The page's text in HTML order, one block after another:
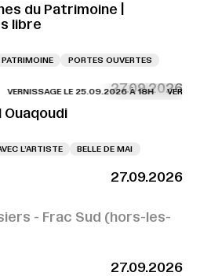
du Patrimoine |
libre
PORTES OUVERTES
27.09.2026
LE 25.09.2026 À 18H
Ouaqoudi
L’ARTISTE
BELLE DE MAI
27.09.2026
- Frac Sud (hors-les-
27.09.2026